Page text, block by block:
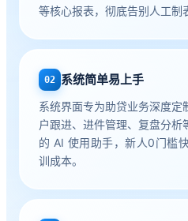
等核心报表，彻底告别人工制
02 系统简单易上手
系统界面专为助贷业务深度
户跟进、进件管理、复盘分
的 AI 使用助手，新人0门槛
训成本。